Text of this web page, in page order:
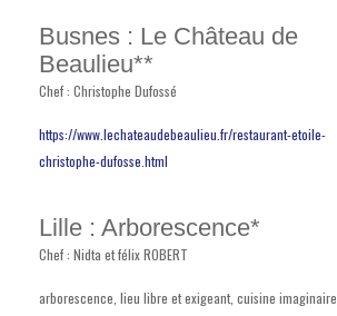
Busnes : Le Château de
Beaulieu**
Chef : Christophe Dufossé
https://www.lechateaudebeaulieu.fr/restaurant-etoile-
christophe-dufosse.html
Lille : Arborescence*
Chef : Nidta et félix ROBERT
arborescence, lieu libre et exigeant, cuisine imaginaire,